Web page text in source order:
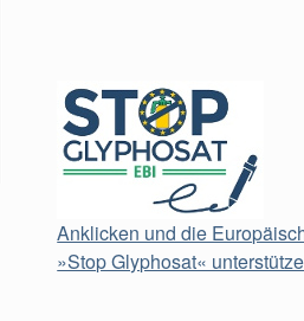
Anklicken und die
»Stop Glyphosat«